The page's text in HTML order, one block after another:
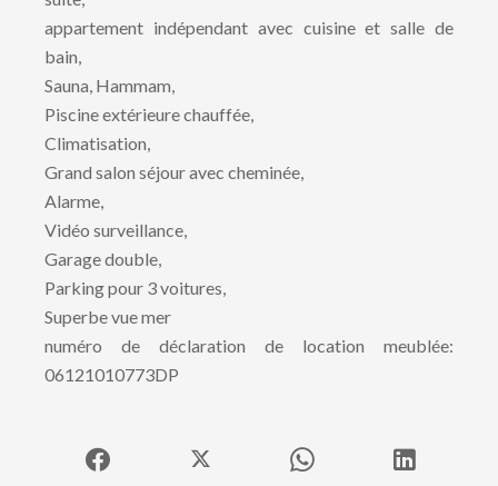
appartement indépendant avec cuisine et salle de
bain,
Sauna, Hammam,
Piscine extérieure chauffée,
Climatisation,
Grand salon séjour avec cheminée,
Alarme,
Vidéo surveillance,
Garage double,
Parking pour 3 voitures,
Superbe vue mer
numéro de déclaration de location meublée:
06121010773DP